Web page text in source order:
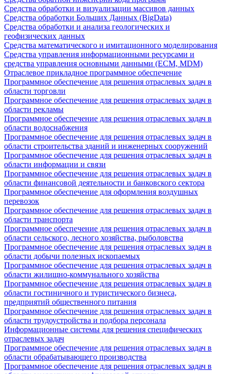
Средства обработки и визуализации массивов данных
Средства обработки Больших Данных (BigData)
Средства обработки и анализа геологических и
геофизических данных
Средства математического и имитационного моделирования
Средства управления информационными ресурсами и
средства управления основными данными (ECM, MDM)
Отраслевое прикладное программное обеспечение
Программное обеспечение для решения отраслевых задач в
области торговли
Программное обеспечение для решения отраслевых задач в
области рекламы
Программное обеспечение для решения отраслевых задач в
области водоснабжения
Программное обеспечение для решения отраслевых задач в
области строительства зданий и инженерных сооружений
Программное обеспечение для решения отраслевых задач в
области информации и связи
Программное обеспечение для решения отраслевых задач в
области финансовой деятельности и банковского сектора
Программное обеспечение для оформления воздушных
перевозок
Программное обеспечение для решения отраслевых задач в
области транспорта
Программное обеспечение для решения отраслевых задач в
области сельского, лесного хозяйства, рыболовства
Программное обеспечение для решения отраслевых задач в
области добычи полезных ископаемых
Программное обеспечение для решения отраслевых задач в
области жилищно-коммунального хозяйства
Программное обеспечение для решения отраслевых задач в
области гостиничного и туристического бизнеса,
предприятий общественного питания
Программное обеспечение для решения отраслевых задач в
области трудоустройства и подбора персонала
Информационные системы для решения специфических
отраслевых задач
Программное обеспечение для решения отраслевых задач в
области обрабатывающего производства
Программное обеспечение для решения отраслевых задач в